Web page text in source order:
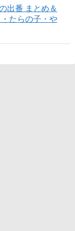
出番 まとめ＆
たらの子・や